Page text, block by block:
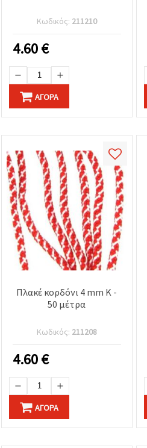
Κωδικός: 211210
4.60€
ΑΓΟΡΆ
Πλακέ κορδόνι 4 mm K -
50 μέτρα
Κωδικός: 211208
4.60€
ΑΓΟΡΆ